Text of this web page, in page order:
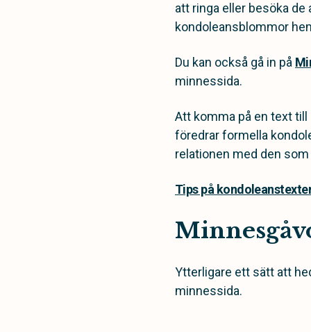
att ringa eller besöka
kondoleansblommor
Du kan också gå in på
minnessida.
Att komma på en text
föredrar formella
relationen med den
Tips på
Ytterligare ett sätt att
minnessida.